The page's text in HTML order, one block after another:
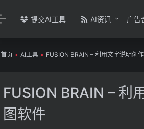
提交AI工具 AI资讯 广告
首页 • AI工具 • FUSION BRAIN – 利用文字说明创
FUSION BRAIN – 利
图软件